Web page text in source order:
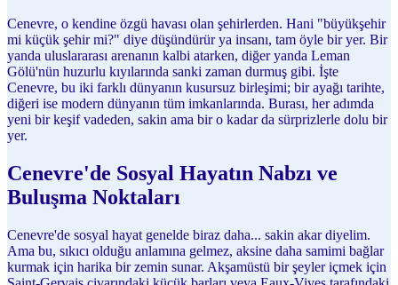
Cenevre, o kendine özgü havası olan şehirlerden. Hani "büyükşehir
mi küçük şehir mi?" diye düşündürür ya insanı, tam öyle bir yer. Bir
yanda uluslararası arenanın kalbi atarken, diğer yanda Leman
Gölü'nün huzurlu kıyılarında sanki zaman durmuş gibi. İşte
Cenevre, bu iki farklı dünyanın kusursuz birleşimi; bir ayağı tarihte,
diğeri ise modern dünyanın tüm imkanlarında. Burası, her adımda
yeni bir keşif vadeden, sakin ama bir o kadar da sürprizlerle dolu bir
yer.
Cenevre'de Sosyal Hayatın Nabzı ve
Buluşma Noktaları
Cenevre'de sosyal hayat genelde biraz daha... sakin akar diyelim.
Ama bu, sıkıcı olduğu anlamına gelmez, aksine daha samimi bağlar
kurmak için harika bir zemin sunar. Akşamüstü bir şeyler içmek için